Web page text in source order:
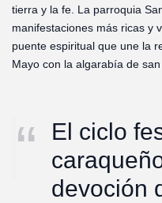
tierra y la fe. La parroquia
manifestaciones más ricas y
puente espiritual que une la
Mayo con la algarabía de san
El ciclo
devoción